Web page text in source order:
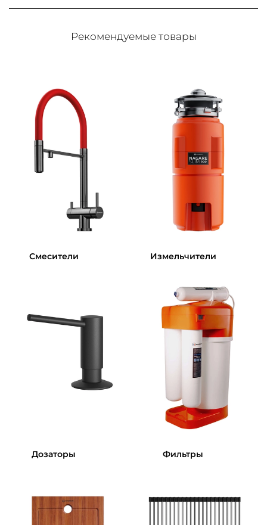
Рекомендуемые товары
Смесители Измельчители
Дозаторы Фильтры